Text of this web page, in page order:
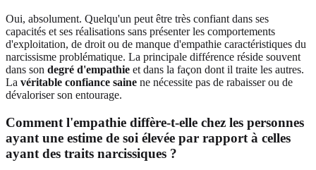
Oui, absolument. Quelqu'un peut être très confiant dans ses
capacités et ses réalisations sans présenter les comportements
d'exploitation, de droit ou de manque d'empathie caractéristiques du
narcissisme problématique. La principale différence réside souvent
dans son degré d'empathie et dans la façon dont il traite les autres.
La véritable confiance saine ne nécessite pas de rabaisser ou de
dévaloriser son entourage.
Comment l'empathie diffère-t-elle chez les personnes
ayant une estime de soi élevée par rapport à celles
ayant des traits narcissiques ?